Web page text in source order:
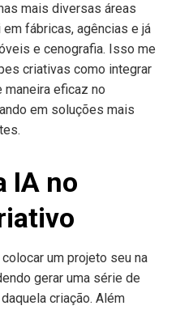
mais diversas áreas
fábricas, agências e já
e cenografia. Isso me
criativas como integrar
eficaz no
em soluções mais
IA no
um projeto seu na
gerar uma série de
criação. Além